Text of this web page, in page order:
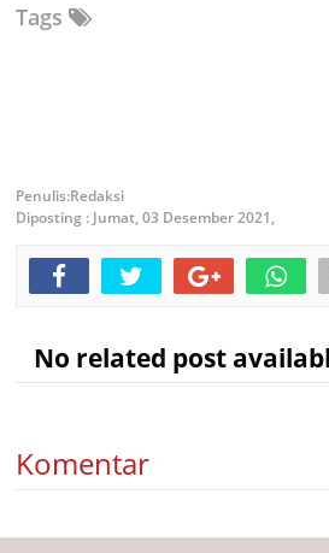
Tags
Redaksi
Diposting : Jumat, 03 Desember 2021,
No related post
Komentar